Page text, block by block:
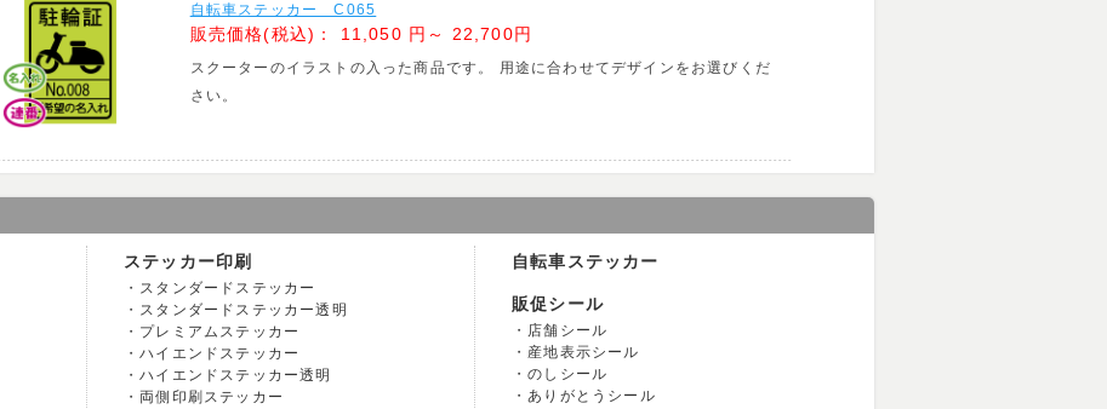
自転車ステッカー C065
販売価格(税込)： 11,050 円～ 22,700円
スクーターのイラストの入った商品です。 用途に合わせてデザインをお選びくだ
さい。
ステッカー印刷
スタンダードステッカー
スタンダードステッカー透明
プレミアムステッカー
ハイエンドステッカー
ハイエンドステッカー透明
両側印刷ステッカー
自転車ステッカー
販促シール
店舗シール
産地表示シール
のしシール
ありがとうシール